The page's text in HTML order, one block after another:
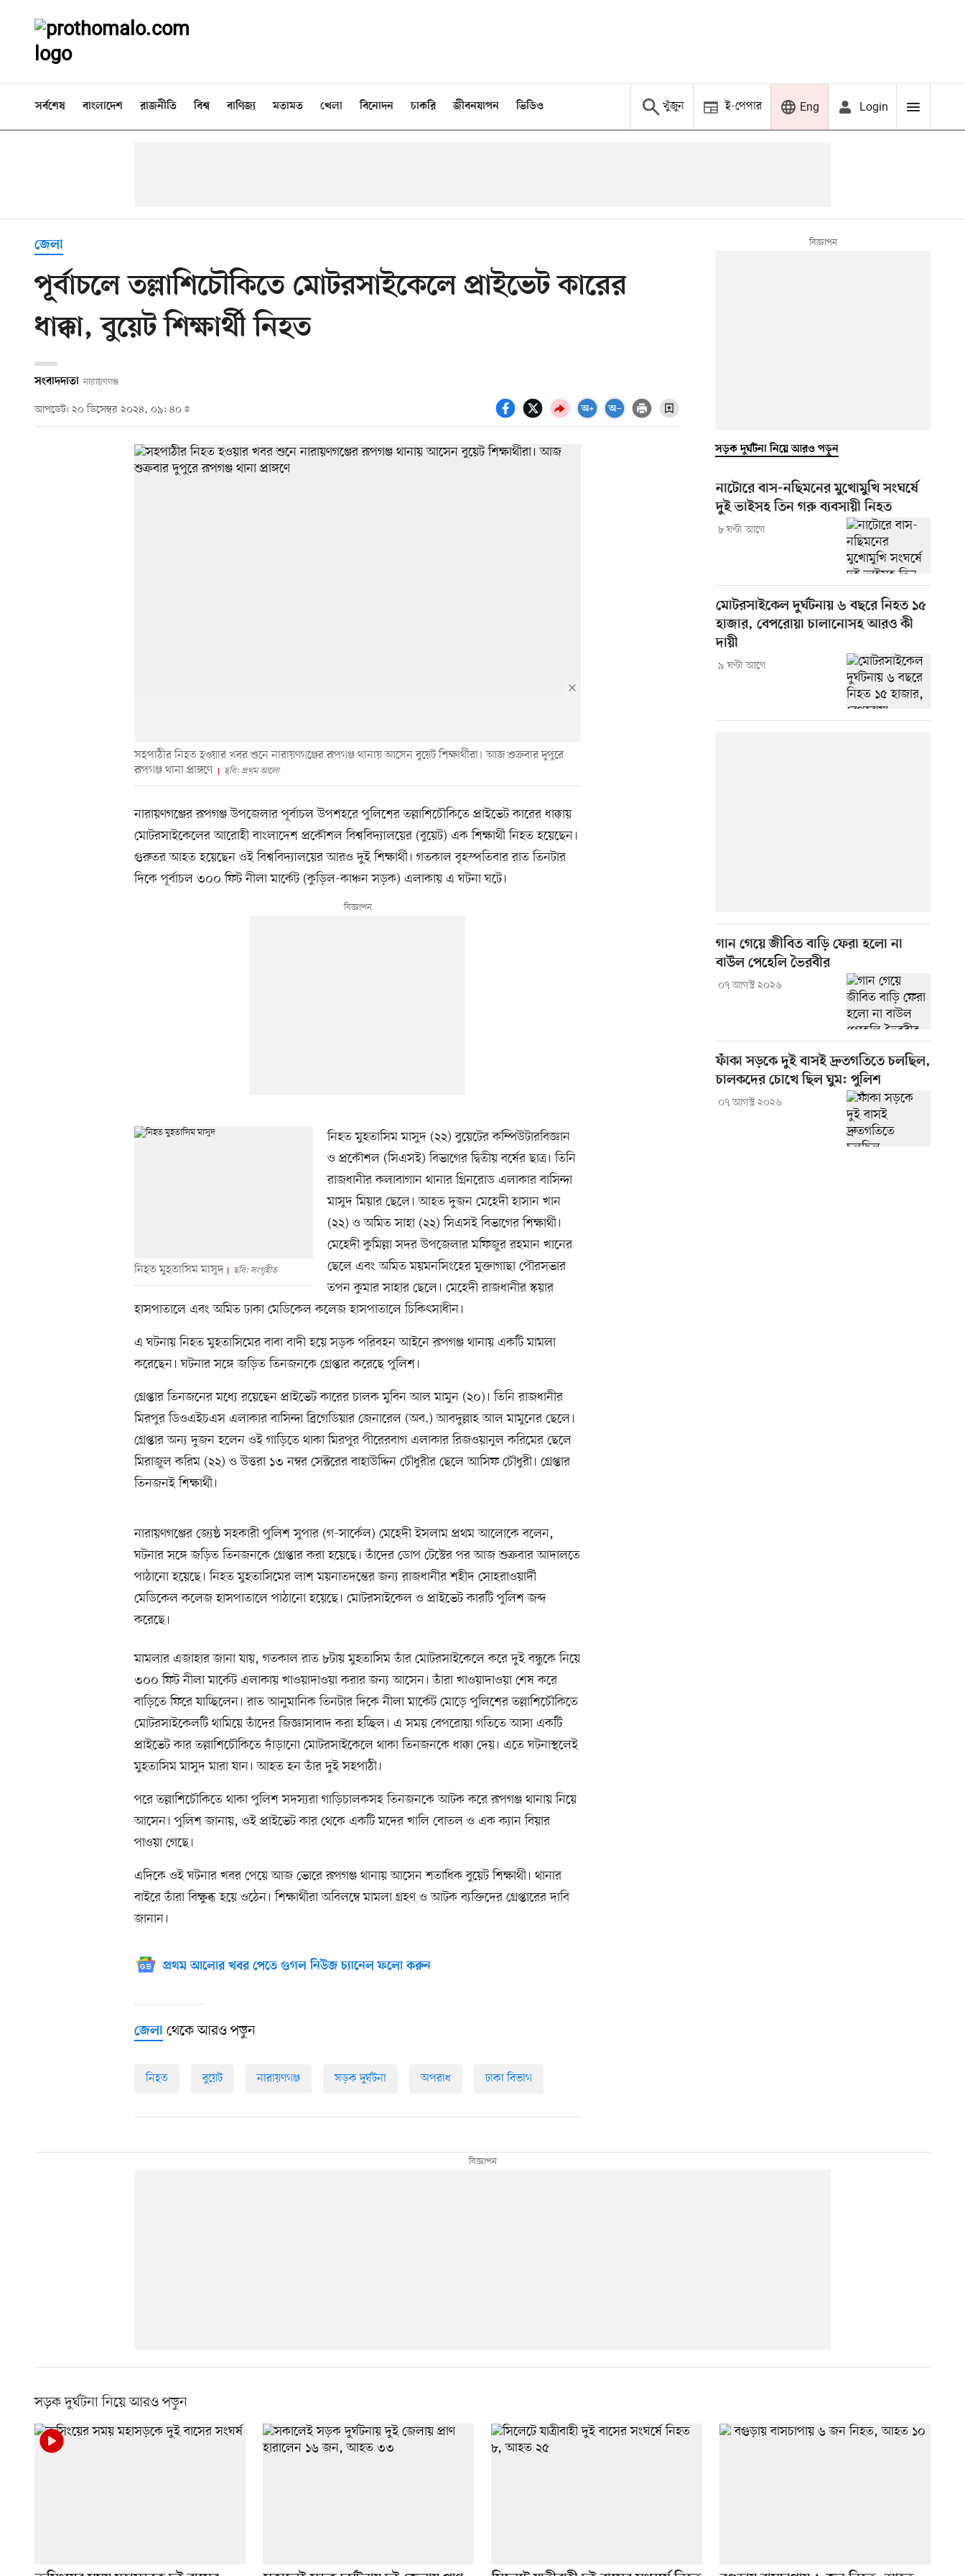
সর্বশেষ বাংলাদেশ রাজনীতি বিশ্ব বাণিজ্য মতামত খেলা বিনোদন চাকরি জীবনযাপন ভিডিও খুঁজুন ই-পেপার Eng Login
জেলা
পূর্বাচলে তল্লাশিচৌকিতে মোটরসাইকেলে প্রাইভেট কারের
ধাক্কা, বুয়েট শিক্ষার্থী নিহত
সংবাদদাতা নারায়ণগঞ্জ
আপডেট: ২০ ডিসেম্বর ২০২৪, ০৯: ৪০
সহপাঠীর নিহত হওয়ার খবর শুনে নারায়ণগঞ্জের রূপগঞ্জ থানায় আসেন বুয়েট শিক্ষার্থীরা। আজ শুক্রবার দুপুরে
রূপগঞ্জ থানা প্রাঙ্গণে
ছবি: প্রথম আলো
নারায়ণগঞ্জের রূপগঞ্জ উপজেলার পূর্বাচল উপশহরে পুলিশের তল্লাশিচৌকিতে প্রাইভেট কারের ধাক্কায়
মোটরসাইকেলের আরোহী বাংলাদেশ প্রকৌশল বিশ্ববিদ্যালয়ের (বুয়েট) এক শিক্ষার্থী নিহত হয়েছেন।
গুরুতর আহত হয়েছেন ওই বিশ্ববিদ্যালয়ের আরও দুই শিক্ষার্থী। গতকাল বৃহস্পতিবার রাত তিনটার
দিকে পূর্বাচল ৩০০ ফিট নীলা মার্কেট (কুড়িল-কাঞ্চন সড়ক) এলাকায় এ ঘটনা ঘটে।
নিহত মুহতাসিম মাসুদ ছবি: সংগৃহীত
নিহত মুহতাসিম মাসুদ (২২) বুয়েটের কম্পিউটারবিজ্ঞান
ও প্রকৌশল (সিএসই) বিভাগের দ্বিতীয় বর্ষের ছাত্র। তিনি
রাজধানীর কলাবাগান থানার গ্রিনরোড এলাকার বাসিন্দা
মাসুদ মিয়ার ছেলে। আহত দুজন মেহেদী হাসান খান
(২২) ও অমিত সাহা (২২) সিএসই বিভাগের শিক্ষার্থী।
মেহেদী কুমিল্লা সদর উপজেলার মফিজুর রহমান খানের
ছেলে এবং অমিত ময়মনসিংহের মুক্তাগাছা পৌরসভার
তপন কুমার সাহার ছেলে। মেহেদী রাজধানীর স্কয়ার
হাসপাতালে এবং অমিত ঢাকা মেডিকেল কলেজ হাসপাতালে চিকিৎসাধীন।
এ ঘটনায় নিহত মুহতাসিমের বাবা বাদী হয়ে সড়ক পরিবহন আইনে রূপগঞ্জ থানায় একটি মামলা
করেছেন। ঘটনার সঙ্গে জড়িত তিনজনকে গ্রেপ্তার করেছে পুলিশ।
গ্রেপ্তার তিনজনের মধ্যে রয়েছেন প্রাইভেট কারের চালক মুবিন আল মামুন (২০)। তিনি রাজধানীর
মিরপুর ডিওএইচএস এলাকার বাসিন্দা ব্রিগেডিয়ার জেনারেল (অব.) আবদুল্লাহ আল মামুনের ছেলে।
গ্রেপ্তার অন্য দুজন হলেন ওই গাড়িতে থাকা মিরপুর পীরেরবাগ এলাকার রিজওয়ানুল করিমের ছেলে
মিরাজুল করিম (২২) ও উত্তরা ১৩ নম্বর সেক্টরের বাহাউদ্দিন চৌধুরীর ছেলে আসিফ চৌধুরী। গ্রেপ্তার
তিনজনই শিক্ষার্থী।
নারায়ণগঞ্জের জ্যেষ্ঠ সহকারী পুলিশ সুপার (গ-সার্কেল) মেহেদী ইসলাম প্রথম আলোকে বলেন,
ঘটনার সঙ্গে জড়িত তিনজনকে গ্রেপ্তার করা হয়েছে। তাঁদের ডোপ টেস্টের পর আজ শুক্রবার আদালতে
পাঠানো হয়েছে। নিহত মুহতাসিমের লাশ ময়নাতদন্তের জন্য রাজধানীর শহীদ সোহরাওয়ার্দী
মেডিকেল কলেজ হাসপাতালে পাঠানো হয়েছে। মোটরসাইকেল ও প্রাইভেট কারটি পুলিশ জব্দ
করেছে।
মামলার এজাহার জানা যায়, গতকাল রাত ৮টায় মুহতাসিম তাঁর মোটরসাইকেলে করে দুই বন্ধুকে নিয়ে
৩০০ ফিট নীলা মার্কেট এলাকায় খাওয়াদাওয়া করার জন্য আসেন। তাঁরা খাওয়াদাওয়া শেষ করে
বাড়িতে ফিরে যাচ্ছিলেন। রাত আনুমানিক তিনটার দিকে নীলা মার্কেট মোড়ে পুলিশের তল্লাশিচৌকিতে
মোটরসাইকেলটি থামিয়ে তাঁদের জিজ্ঞাসাবাদ করা হচ্ছিল। এ সময় বেপরোয়া গতিতে আসা একটি
প্রাইভেট কার তল্লাশিচৌকিতে দাঁড়ানো মোটরসাইকেলে থাকা তিনজনকে ধাক্কা দেয়। এতে ঘটনাস্থলেই
মুহতাসিম মাসুদ মারা যান। আহত হন তাঁর দুই সহপাঠী।
পরে তল্লাশিচৌকিতে থাকা পুলিশ সদস্যরা গাড়িচালকসহ তিনজনকে আটক করে রূপগঞ্জ থানায় নিয়ে
আসেন। পুলিশ জানায়, ওই প্রাইভেট কার থেকে একটি মদের খালি বোতল ও এক ক্যান বিয়ার
পাওয়া গেছে।
এদিকে ওই ঘটনার খবর পেয়ে আজ ভোরে রূপগঞ্জ থানায় আসেন শতাধিক বুয়েট শিক্ষার্থী। থানার
বাইরে তাঁরা বিক্ষুব্ধ হয়ে ওঠেন। শিক্ষার্থীরা অবিলম্বে মামলা গ্রহণ ও আটক ব্যক্তিদের গ্রেপ্তারের দাবি
জানান।
প্রথম আলোর খবর পেতে গুগল নিউজ চ্যানেল ফলো করুন
জেলা থেকে আরও পড়ুন
নিহত বুয়েট নারায়ণগঞ্জ সড়ক দুর্ঘটনা অপরাধ ঢাকা বিভাগ
সড়ক দুর্ঘটনা নিয়ে আরও পড়ুন
নাটোরে বাস-নছিমনের মুখোমুখি সংঘর্ষে
দুই ভাইসহ তিন গরু ব্যবসায়ী নিহত
৮ ঘণ্টা আগে
মোটরসাইকেল দুর্ঘটনায় ৬ বছরে নিহত ১৫
হাজার, বেপরোয়া চালানোসহ আরও কী
দায়ী
৯ ঘণ্টা আগে
গান গেয়ে জীবিত বাড়ি ফেরা হলো না
বাউল পেহেলি ভৈরবীর
০৭ আগস্ট ২০২৬
ফাঁকা সড়কে দুই বাসই দ্রুতগতিতে চলছিল,
চালকদের চোখে ছিল ঘুম: পুলিশ
০৭ আগস্ট ২০২৬
সড়ক দুর্ঘটনা নিয়ে আরও পড়ুন